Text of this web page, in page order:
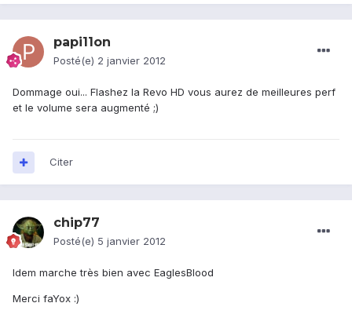
papi11on
Posté(e) 2 janvier 2012
Dommage oui... Flashez la Revo HD vous aurez de meilleures perf
et le volume sera augmenté ;)
Citer
chip77
Posté(e) 5 janvier 2012
Idem marche très bien avec EaglesBlood
Merci faYox :)